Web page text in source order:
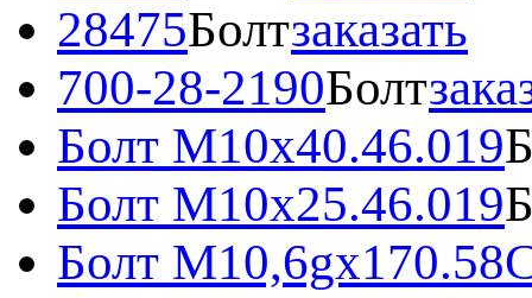
28475Болтзаказать
700-28-2190Болт
Болт M10x40.46.019
Болт M10х25.46.019
Болт